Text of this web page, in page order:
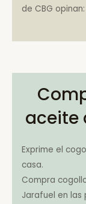
de CBG opinan:
aceite
Exprime el
casa.
Compra
Jarafuel en las